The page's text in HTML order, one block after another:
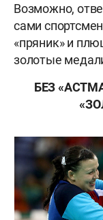
Возможно,
сами
«пряник» и
золотые
БЕЗ